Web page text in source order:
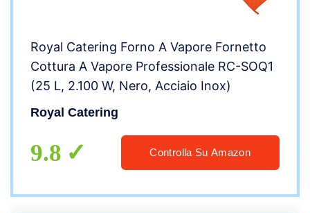
Royal Catering Forno A Vapore Fornetto
Cottura A Vapore Professionale RC-SOQ1
(25 L, 2.100 W, Nero, Acciaio Inox)
Royal Catering
9.8 Controlla Su Amazon